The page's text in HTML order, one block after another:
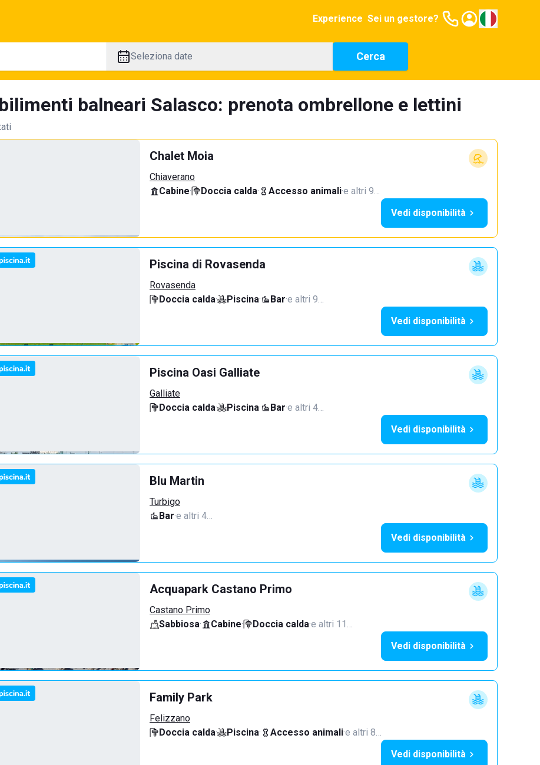
Experience Sei un gestore?
Seleziona date Cerca
balneari Salasco: prenota ombrellone e lettini
Chalet Moia
Chiaverano
Cabine· Doccia calda· Accesso animali·e altri 9…
Vedi disponibilità
Piscina di Rovasenda
Rovasenda
Doccia calda· Piscina· Bar·e altri 9…
Vedi disponibilità
Piscina Oasi Galliate
Galliate
Doccia calda· Piscina· Bar·e altri 4…
Vedi disponibilità
Blu Martin
Turbigo
Bar·e altri 4…
Vedi disponibilità
Acquapark Castano Primo
Castano Primo
Sabbiosa· Cabine· Doccia calda·e altri 11…
Vedi disponibilità
Family Park
Felizzano
Doccia calda· Piscina· Accesso animali·e altri 8…
Vedi disponibilità